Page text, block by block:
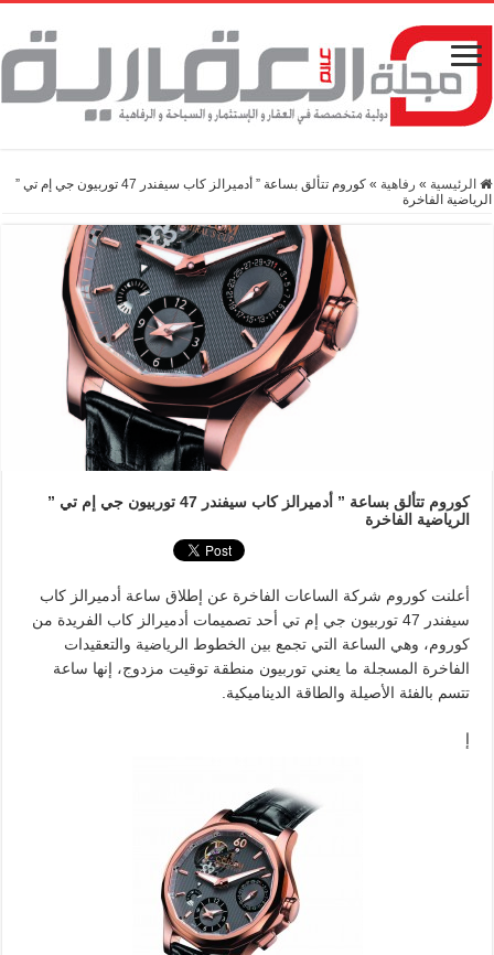
الرئيسية » رفاهية »
كوروم تتألق بساعة ” أدميرالز كاب سيفندر 47 توربيون جي إم تي ”
الرياضية الفاخرة
كوروم تتألق بساعة ” أدميرالز كاب سيفندر 47 توربيون جي إم تي ”
الرياضية الفاخرة
أعلنت كوروم شركة الساعات الفاخرة عن إطلاق ساعة أدميرالز كاب
سيفندر 47 توربيون جي إم تي أحد تصميمات أدميرالز كاب الفريدة من
كوروم، وهي الساعة التي تجمع بين الخطوط الرياضية والتعقيدات
الفاخرة المسجلة ما يعني توربيون منطقة توقيت مزدوج، إنها ساعة
تتسم بالفئة الأصيلة والطاقة الديناميكية.
إ